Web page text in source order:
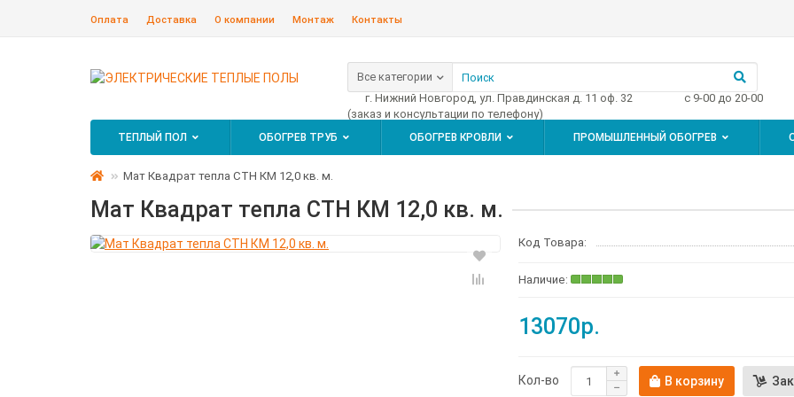
Оплата Доставка О компании Монтаж Контакты
Все категории
г. Нижний Новгород, ул. Правдинская д. 11 оф. 32
с 9-00 до 20-00
(заказ и консультации по телефону)
ТЕПЛЫЙ ПОЛ ОБОГРЕВ ТРУБ ОБОГРЕВ КРОВЛИ ПРОМЫШЛЕННЫЙ ОБОГРЕВ
Мат Квадрат тепла СТН КМ 12,0 кв. м.
Мат Квадрат тепла СТН КМ 12,0 кв. м.
Код Товара:
13070р.
Кол-во В корзину